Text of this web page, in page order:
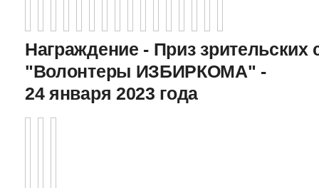
Награждение - Приз зрительских
"Волонтеры ИЗБИРКОМА" -
24 января 2023 года